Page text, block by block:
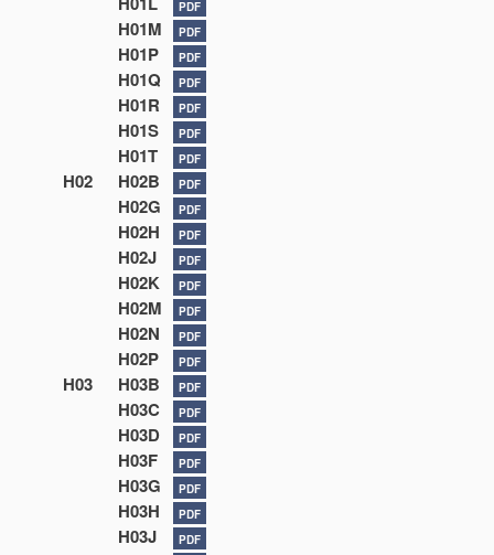
PDF
H01M PDF
H01P PDF
H01Q PDF
H01R PDF
H01S PDF
H01T PDF
H02 H02B PDF
H02G PDF
H02H PDF
H02J PDF
H02K PDF
H02M PDF
H02N PDF
H02P PDF
H03 H03B PDF
H03C PDF
H03D PDF
H03F PDF
H03G PDF
H03H PDF
H03J PDF